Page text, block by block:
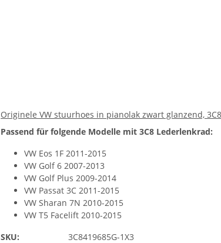
Originele VW stuurhoes in pianolak zwart glanzend,
Passend für folgende Modelle mit 3C8 Lederlenkrad:
VW Eos 1F 2011-2015
VW Golf 6 2007-2013
VW Golf Plus 2009-2014
VW Passat 3C 2011-2015
VW Sharan 7N 2010-2015
VW T5 Facelift 2010-2015
SKU:
3C8419685G-1X3